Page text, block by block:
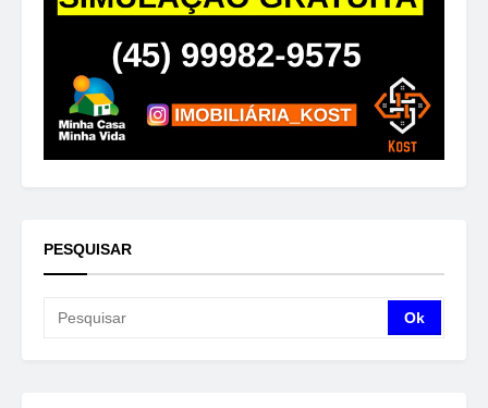
PESQUISAR